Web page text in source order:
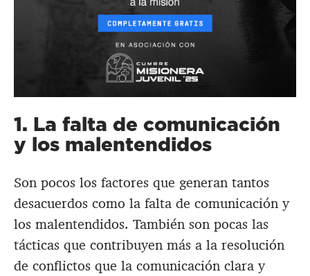
1. La falta de comunicación
y los malentendidos
Son pocos los factores que generan tantos
desacuerdos como la falta de comunicación y
los malentendidos. También son pocas las
tácticas que contribuyen más a la resolución
de conflictos que la comunicación clara y